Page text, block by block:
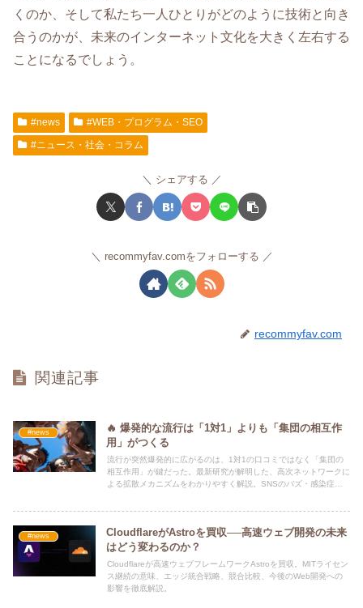
くのか、そして私たち一人ひとりがどのように技術と向き
合うのかが、未来のインターネット文化を大きく左右する
ことになるでしょう。
#news
#WEB・プログラム・SEO
#ニュース・社会・コラム
シェアする
recommyfav.comをフォローする
recommyfav.com
関連記事
#news
🔥 爆発的な流行は「1対1」よりも「集団の相互作
用」がつくる
流行が突然爆発的に広がるのは、1対1の口コミではなく「集団の
相互作用」が鍵だった。最新研究が解明した、高次ネットワークに
よる拡散メカニズムをわかりやすく解説。SNSのバズ・感染症・
#news
CloudflareがAstroを買収──高速ウェブ開発の未来
はどう変わるのか？
Cloudflareが高速ウェブフレームワークAstroを買収。MITライセン
ス継続の意味、エッジ統合戦略、競合比較、今後のWeb開発への
影響を徹底解説。